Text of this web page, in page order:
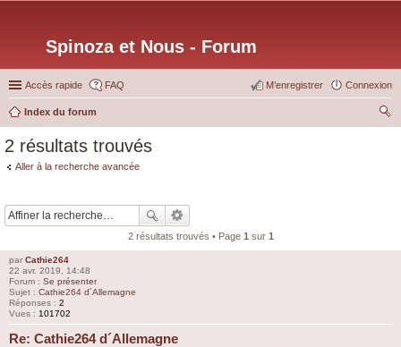
Spinoza et Nous - Forum
Accès rapide FAQ Connexion
M’enregistrer
Index du forum
2 résultats trouvés
Aller à la recherche avancée
2 résultats trouvés • Page 1 sur 1
par Cathie264
22 avr. 2019, 14:48
Forum : Se présenter
Sujet : Cathie264 d´Allemagne
Réponses : 2
Vues : 101702
Re: Cathie264 d´Allemagne